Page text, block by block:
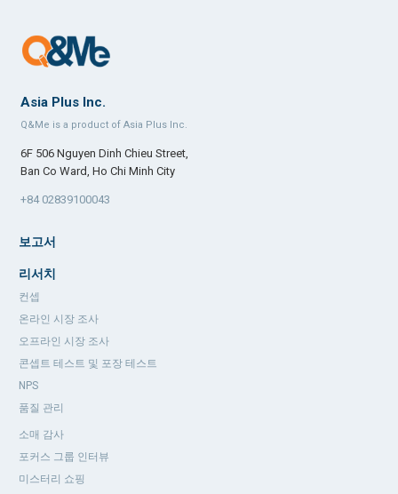
Asia Plus Inc.
Q&Me is a product of Asia Plus Inc.
6F 506 Nguyen Dinh Chieu Street,
Ban Co Ward, Ho Chi Minh City
+84 02839100043
보고서
리서치
컨셉
온라인 시장 조사
오프라인 시장 조사
콘셉트 테스트 및 포장 테스트
NPS
품질 관리
소매 감사
포커스 그룹 인터뷰
미스터리 쇼핑